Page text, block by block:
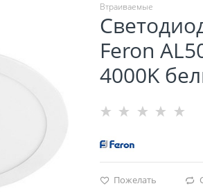
Втраиваемые
Feron
4000K
Пожелать